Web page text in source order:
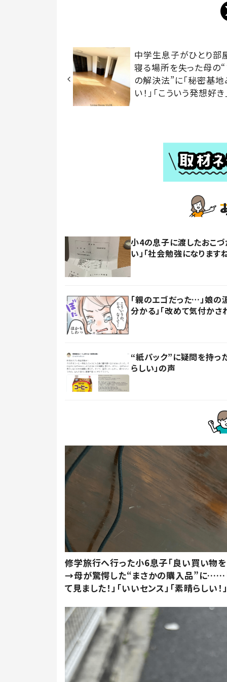
中学生息子がひとり部
寝る場所を失った母の
の解決法”に「秘密基
い！」「こういう発想好き
小4の息子に渡したおこ
い」「社会勉強になります
「親のエゴだった…」娘
分かる」「改めて気付かさ
“紙パック”に疑問を持
らしい」の声
修学旅行へ行った小6息子「良い買い物を
→母が驚愕した“まさかの購入品”に……
て見ました！」「いいセンス」「素晴らしい！